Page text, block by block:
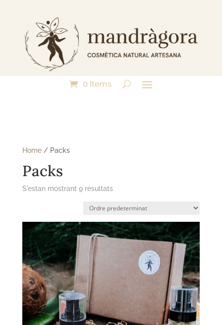
0 Items
Home/ Packs
Packs
S'estan mostrant 9 resultats